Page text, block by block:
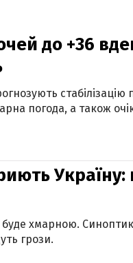
до +36
стабілізацію
погода, а також
Україну:
буде хмарною.
грози.